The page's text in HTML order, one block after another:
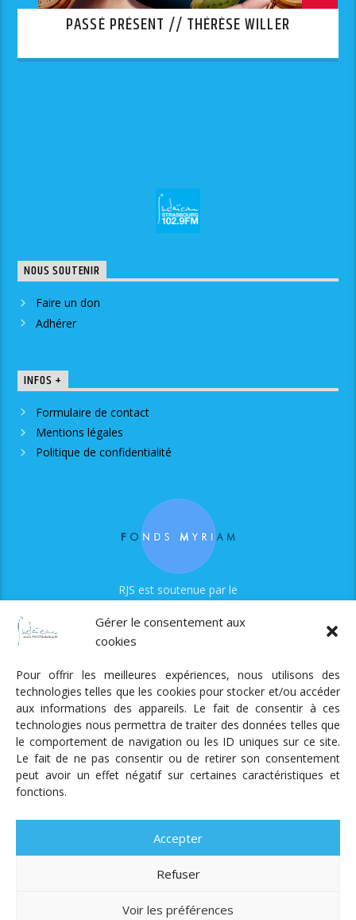
Gérer le consentement aux
cookies
Pour offrir les meilleures expériences, nous utilisons des
technologies telles que les cookies pour stocker et/ou accéder
aux informations des appareils. Le fait de consentir à ces
technologies nous permettra de traiter des données telles que
le comportement de navigation ou les ID uniques sur ce site.
Le fait de ne pas consentir ou de retirer son consentement
peut avoir un effet négatif sur certaines caractéristiques et
fonctions.
Accepter
Refuser
Voir les préférences
PASSÉ PRÉSENT // THÉRÈSE WILLER
NOUS SOUTENIR
Faire un don
Adhérer
INFOS +
Formulaire de contact
Mentions légales
Politique de confidentialité
RJS est soutenue par le
Radio Judaica Strasbourg
Tous droits réservés
RADIO JUDAÏCA
ÉMISSIONS ET GRILLE DES PROGRAMMES
PODCASTS
UN DON
ADHÉRER MENTIONS LÉGALES
RÉAL.